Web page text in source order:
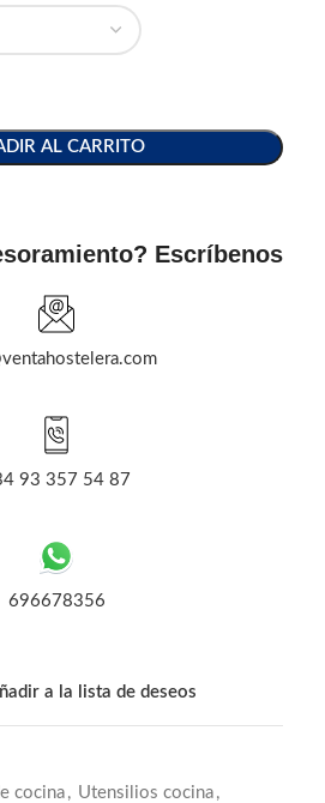
AL CARRITO
Escríbenos
93 357 54 87
696678356
a la lista de deseos
cocina , Utensilios cocina ,